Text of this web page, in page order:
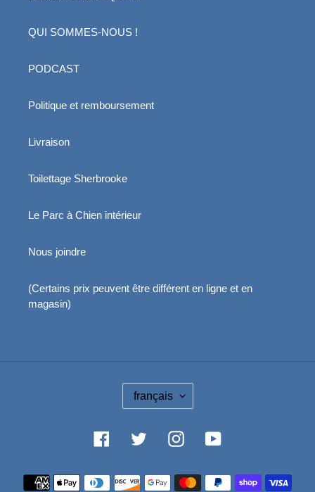
QUI SOMMES-NOUS !
PODCAST
Politique et remboursement
Livraison
Toilettage Sherbrooke
Le Parc à Chien intérieur
Nous joindre
(Certains prix peuvent être différent en ligne et en
magasin)
A
G
U
français
Facebook Twitter InstagramYouTube
Moyens